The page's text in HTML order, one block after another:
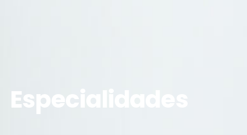
Especialidades